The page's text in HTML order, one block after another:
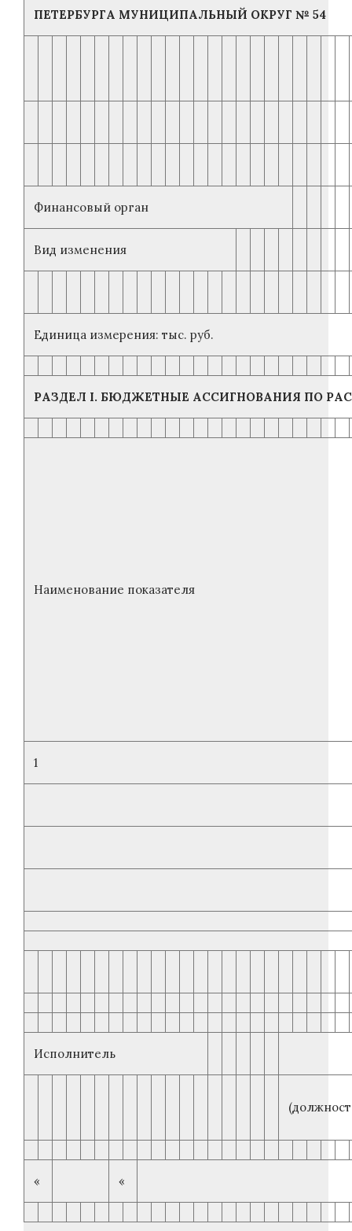
ПЕТЕРБУРГА МУНИЦИПАЛЬНЫЙ ОКРУГ № 54
Финансовый орган
Вид изменения
Единица измерения: тыс. руб.
РАЗДЕЛ I. БЮДЖЕТНЫЕ АССИГНОВАНИЯ ПО
Наименование показателя
1
Исполнитель
« «